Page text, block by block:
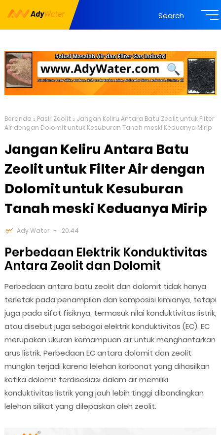
Search
Beranda Pasir Zeolit
Jangan Keliru Antara Batu Zeolit untuk Filter
Air dengan Dolomit untuk Kesuburan Tanah meski Keduanya Mirip
Jangan Keliru Antara Batu
Zeolit untuk Filter Air dengan
Dolomit untuk Kesuburan
Tanah meski Keduanya Mirip
Ady Water 20.44
Perbedaan Elektrik Konduktivitas
Antara Zeolit dan Dolomit
Perbedaan antara batu zeolit dan dolomit tidak hanya
terletak pada penampilan dan komposisi kimianya, tetapi
juga pada sifat fisiknya, termasuk nilai konduktivitas listrik,
atau disebut juga sebagai elektrik konduktivitas (EC). EC
merupakan ukuran kemampuan air untuk menghantarkan
arus listrik. Perbedaan EC antara dolomit dan zeolit
mungkin terjadi karena lelehan karbonat yang dihasilkan
ketika dolomit terdisosiasi dalam air memiliki
konduktivitas listrik yang jauh lebih tinggi dibandingkan
lelehan silikat yang dilepaskan oleh zeolit.